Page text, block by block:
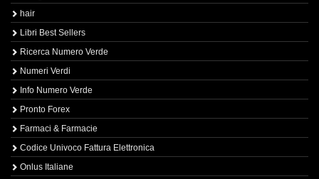
hair
Libri Best Sellers
Ricerca Numero Verde
Numeri Verdi
Info Numero Verde
Pronto Forex
Farmaci & Farmacie
Codice Univoco Fattura Elettronica
Onlus Italiane